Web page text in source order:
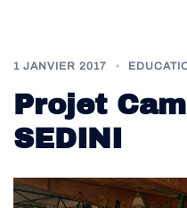
1 JANVIER 2017
Projet
SEDINI